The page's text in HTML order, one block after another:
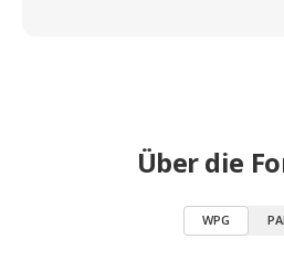
Über die
WPG